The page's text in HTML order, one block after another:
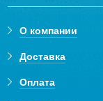
О компании
Доставка
Оплата